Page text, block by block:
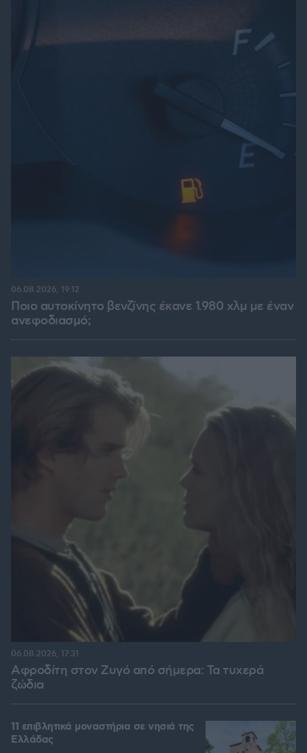
Ποιο αυτοκίνητο βενζίνης έκανε 1.980 χλμ με έναν
ανεφοδιασμό;
06.08.2026, 19:12
Αφροδίτη στον Ζυγό από σήμερα: Τα τυχερά
ζώδια
06.08.2026, 17:31
11 επιβλητικά μοναστήρια σε νησιά της
Ελλάδας